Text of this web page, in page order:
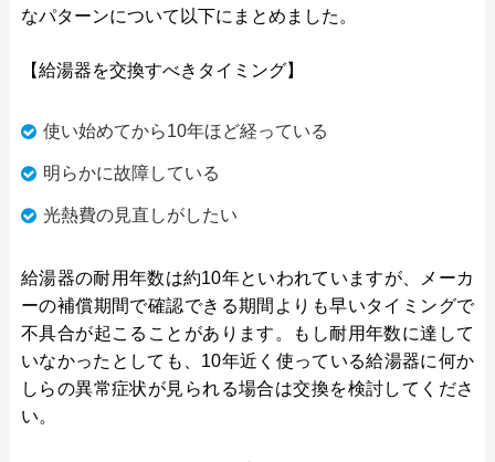
なパターンについて以下にまとめました。
【給湯器を交換すべきタイミング】
使い始めてから10年ほど経っている
明らかに故障している
光熱費の見直しがしたい
給湯器の耐用年数は約10年といわれていますが、メーカ
ーの補償期間で確認できる期間よりも早いタイミングで
不具合が起こることがあります。もし耐用年数に達して
いなかったとしても、10年近く使っている給湯器に何か
しらの異常症状が見られる場合は交換を検討してくださ
い。